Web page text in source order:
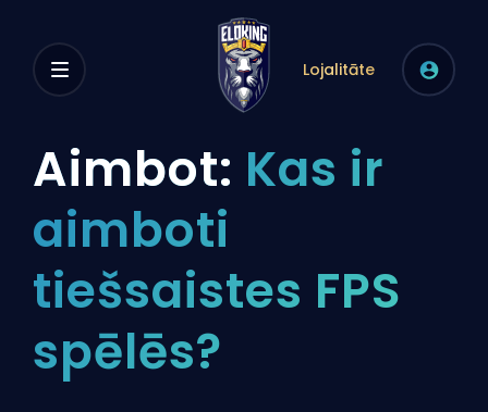
Lojalitāte
Aimbot: Kas ir
aimboti
tiešsaistes FPS
spēlēs?